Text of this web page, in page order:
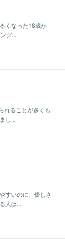
くなった18歳か
グ...
れることが多くも
し...
すいのに、優しさ
人は...